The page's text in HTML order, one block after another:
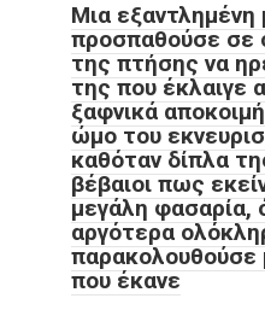
Μια εξαντλημένη
προσπαθούσε σε
της πτήσης να
της που έκλαιγε
ξαφνικά
ώμο του
καθόταν δίπλα
βέβαιοι πως
μεγάλη φασαρία,
αργότερα
παρακολουθούσε
που έκανε